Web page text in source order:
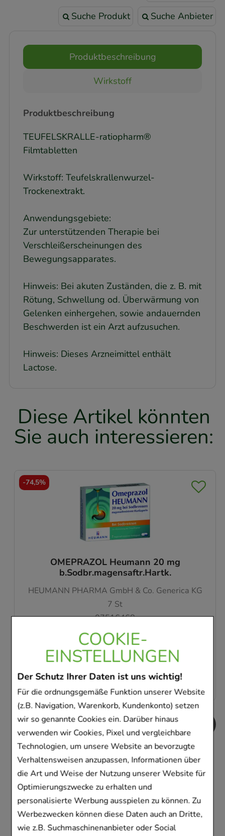
COOKIE-
EINSTELLUNGEN
Der Schutz Ihrer Daten ist uns wichtig!
Für die ordnungsgemäße Funktion unserer Website
(z.B. Navigation, Warenkorb, Kundenkonto) setzen
wir so genannte Cookies ein. Darüber hinaus
verwenden wir Cookies, Pixel und vergleichbare
Technologien, um unsere Website an bevorzugte
Verhaltensweisen anzupassen, Informationen über
die Art und Weise der Nutzung unserer Website für
Optimierungszwecke zu erhalten und
personalisierte Werbung ausspielen zu können. Zu
Werbezwecken können diese Daten auch an Dritte,
wie z.B. Suchmaschinenanbieter oder Social
Suche Produkt Suche Anbieter
Produktbeschreibung
Wirkstoff
Produktbeschreibung
TEUFELSKRALLE-ratiopharm®
Filmtabletten
Wirkstoff: Teufelskrallenwurzel-
Trockenextrakt.
Anwendungsgebiete:
Zur unterstützenden Therapie bei
Verschleißerscheinungen des
Bewegungsapparates.
Hinweis: Bei akuten Zuständen, die z. B. mit
Rötung, Schwellung od. Überwärmung von
Gelenken einhergehen, sowie andauernden
Beschwerden ist ein Arzt aufzusuchen.
Hinweis: Dieses Arzneimittel enthält
Lactose.
Diese Artikel könnten
Sie auch interessieren:
OMEPRAZOL Heumann 20 mg
b.Sodbr.magensaftr.Hartk.
HEUMANN PHARMA GmbH & Co. Generica KG
14 St
07516480
Sofort lieferbar
2,80 €¹
10,72 €
-74%
Kunden, die dieses
Produkt gekauft
haben, haben sich
ebenfalls für folgende